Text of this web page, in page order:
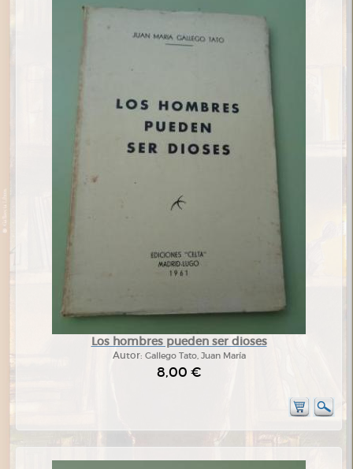
Los hombres pueden ser dioses
Autor: Gallego Tato, Juan María
8,00 €